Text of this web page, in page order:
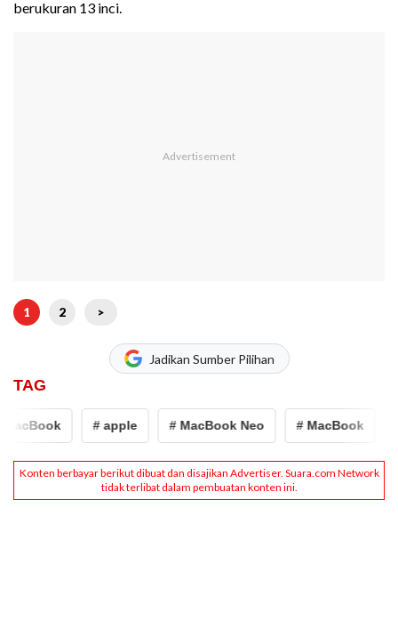
berukuran 13 inci.
1 2 >
Jadikan Sumber Pilihan
TAG
# apple # MacBook Neo # MacBook